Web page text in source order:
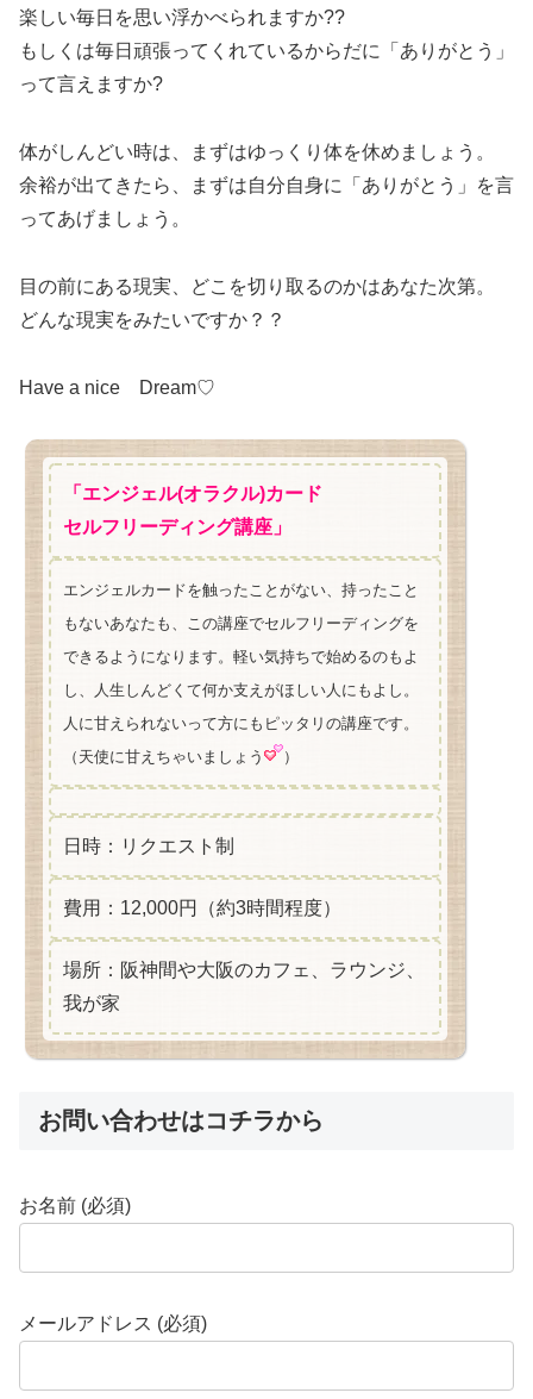
楽しい毎日を思い浮かべられますか??
もしくは毎日頑張ってくれているからだに「ありがとう」
って言えますか?
体がしんどい時は、まずはゆっくり体を休めましょう。
余裕が出てきたら、まずは自分自身に「ありがとう」を言
ってあげましょう。
目の前にある現実、どこを切り取るのかはあなた次第。
どんな現実をみたいですか？？
Have a nice Dream♡
「エンジェル(オラクル)カード
セルフリーディング講座」
エンジェルカードを触ったことがない、持ったこと
もないあなたも、この講座でセルフリーディングを
できるようになります。軽い気持ちで始めるのもよ
し、人生しんどくて何か支えがほしい人にもよし。
人に甘えられないって方にもピッタリの講座です。
（天使に甘えちゃいましょう
）
日時：リクエスト制
費用：12,000円（約3時間程度）
場所：阪神間や大阪のカフェ、ラウンジ、
我が家
お問い合わせはコチラから
お名前 (必須)
メールアドレス (必須)